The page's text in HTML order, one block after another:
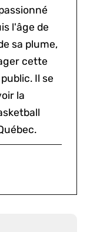
l'âge de
sa plume,
cette
Il se
la